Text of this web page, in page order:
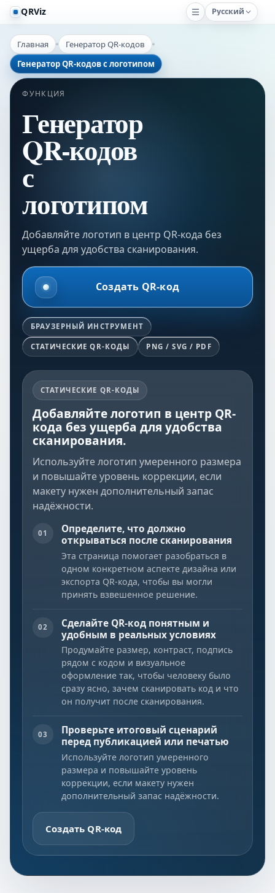
QRViz Русский
Главная
Генератор QR-кодов
Генератор QR-кодов с логотипом
ФУНКЦИЯ
Генератор
QR-кодов
с
логотипом
Добавляйте логотип в центр QR-кода без
ущерба для удобства сканирования.
Создать QR-код
БРАУЗЕРНЫЙ ИНСТРУМЕНТ
СТАТИЧЕСКИЕ QR-КОДЫ PNG / SVG / PDF
СТАТИЧЕСКИЕ QR-КОДЫ
Добавляйте логотип в центр QR-
кода без ущерба для удобства
сканирования.
Используйте логотип умеренного размера
и повышайте уровень коррекции, если
макету нужен дополнительный запас
надёжности.
01
Определите, что должно
открываться после сканирования
Эта страница помогает разобраться в
одном конкретном аспекте дизайна или
экспорта QR-кода, чтобы вы могли
принять взвешенное решение.
02
Сделайте QR-код понятным и
удобным в реальных условиях
Продумайте размер, контраст, подпись
рядом с кодом и визуальное
оформление так, чтобы человеку было
сразу ясно, зачем сканировать код и что
он получит после сканирования.
03
Проверьте итоговый сценарий
перед публикацией или печатью
Используйте логотип умеренного
размера и повышайте уровень
коррекции, если макету нужен
дополнительный запас надёжности.
Создать QR-код